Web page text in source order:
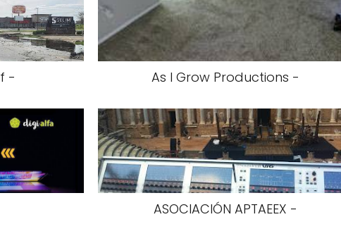
- As I Grow Productions -
ASOCIACIÓN APTAEEX -